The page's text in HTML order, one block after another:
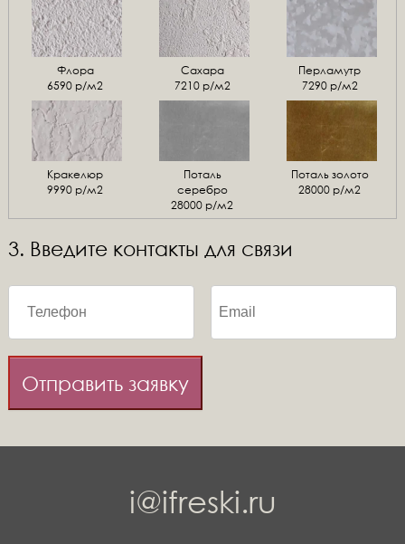
Флора
6590 р/м2
Сахара
7210 р/м2
Перламутр
7290 р/м2
Кракелюр
9990 р/м2
Поталь
серебро
28000 р/м2
Поталь золото
28000 р/м2
3. Введите контакты для связи
Отправить заявку
i@ifreski.ru